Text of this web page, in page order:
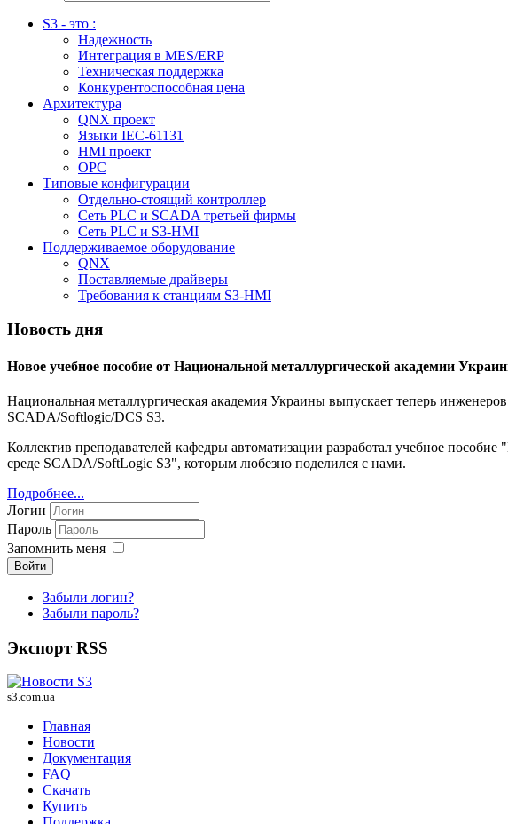
S3 - это :
Надежность
Интеграция в MES/ERP
Техническая поддержка
Конкурентоспособная цена
Архитектура
QNX проект
Языки IEC-61131
HMI проект
ОPC
Типовые конфигурации
Отдельно-стоящий контроллер
Сеть PLC и SCADA третьей фирмы
Сеть PLC и S3-HMI
Поддерживаемое оборудование
QNX
Поставляемые драйверы
Требования к станциям S3-HMI
Новость дня
Новое учебное пособие от Национальной металлургической академии
Национальная металлургическая академия Украины выпускает теперь
SCADA/Softlogic/DCS S3.
Коллектив преподавателей кафедры автоматизации разработал учебное
среде SCADA/SoftLogic S3", которым любезно поделился с нами.
Подробнее...
Логин
Пароль
Запомнить меня
Войти
Забыли логин?
Забыли пароль?
Экспорт RSS
s3.com.ua
Главная
Новости
Документация
FAQ
Скачать
Купить